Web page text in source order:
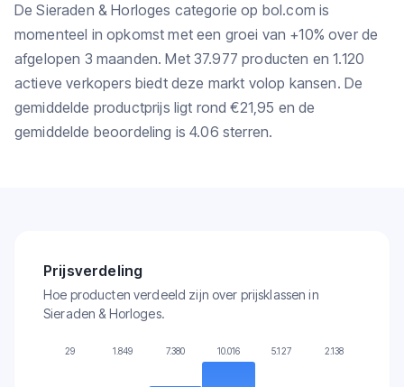
De Sieraden & Horloges categorie op bol.com is
momenteel in opkomst met een groei van +10% over de
afgelopen 3 maanden. Met 37.977 producten en 1.120
actieve verkopers biedt deze markt volop kansen. De
gemiddelde productprijs ligt rond €21,95 en de
gemiddelde beoordeling is 4.06 sterren.
Prijsverdeling
Hoe producten verdeeld zijn over prijsklassen in
Sieraden & Horloges.
29 1.849 7.380 10.016 5.127 2.138